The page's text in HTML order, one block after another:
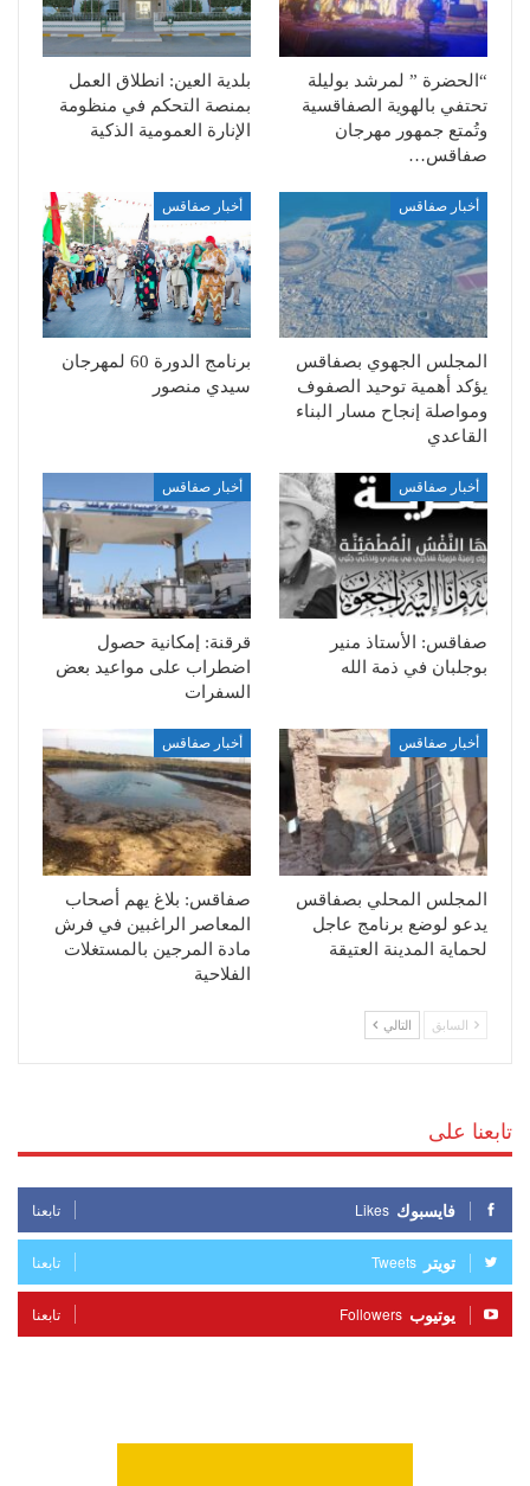
“الحضرة ” لمرشد بوليلة
تحتفي بالهوية الصفاقسية
وتُمتع جمهور مهرجان
صفاقس…
بلدية العين: انطلاق العمل
بمنصة التحكم في منظومة
الإنارة العمومية الذكية
أخبار صفاقس
المجلس الجهوي بصفاقس
يؤكد أهمية توحيد الصفوف
ومواصلة إنجاح مسار البناء
القاعدي
أخبار صفاقس
برنامج الدورة 60 لمهرجان
سيدي منصور
أخبار صفاقس
صفاقس: الأستاذ منير
بوجلبان في ذمة الله
أخبار صفاقس
قرقنة: إمكانية حصول
اضطراب على مواعيد بعض
السفرات
أخبار صفاقس
المجلس المحلي بصفاقس
يدعو لوضع برنامج عاجل
لحماية المدينة العتيقة
أخبار صفاقس
صفاقس: بلاغ يهم أصحاب
المعاصر الراغبين في فرش
مادة المرجين بالمستغلات
الفلاحية
السابق التالي
تابعنا على
فايسبوك Likes تابعنا
تويتر Tweets تابعنا
يوتيوب Followers تابعنا